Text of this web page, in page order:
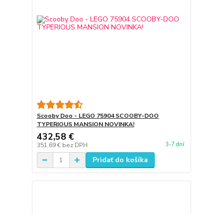
Scooby Doo - LEGO 75904 SCOOBY-DOO
TYPERIOUS MANSION NOVINKA!
432,58 €
351,69 € bez DPH 3-7 dní
Pridať do košíka